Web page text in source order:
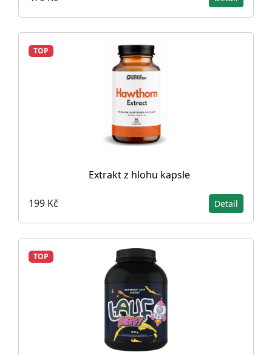
TOP
Extrakt z hlohu kapsle
199 Kč Detail
TOP